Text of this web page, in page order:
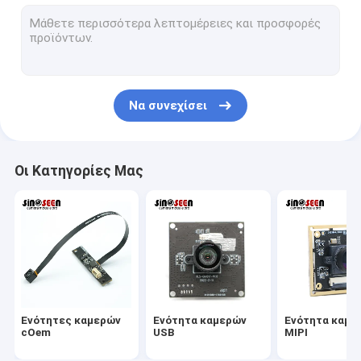
Ενότητα καμερών MIPI
Σφαιρική ενότητα καμερών παραθυρόφυλλων
Διπλή ενότητα καμερών φακών
Ενότητα καμερών αναγνώρισης προσώπου
ενότητα lap-top webcam
1MP ενότητα καμερών
Να συνεχίσει
Οι Κατηγορίες Μας
Ενότητες καμερών
cOem
Ενότητα καμερών
USB
Ενότητα
MIPI